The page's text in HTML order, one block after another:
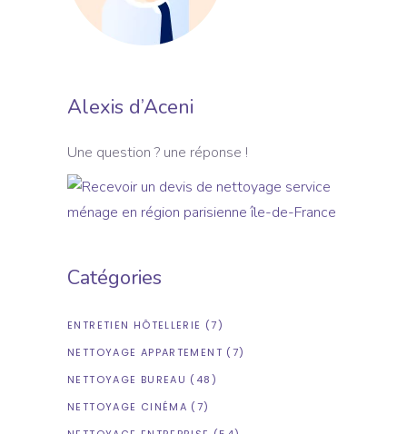
Alexis d’Aceni
Une question ? une réponse !
Catégories
ENTRETIEN HÔTELLERIE (7)
NETTOYAGE APPARTEMENT (7)
NETTOYAGE BUREAU (48)
NETTOYAGE CINÉMA (7)